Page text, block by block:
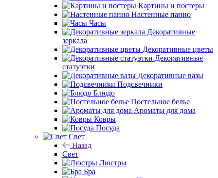
Картины и постеры
Настенные панно
Часы
Декоративные
зеркала
Декоративные цветы
Декоративные
статуэтки
Декоративные вазы
Подсвечники
Блюдо
Постельное белье
Ароматы для дома
Ковры
Посуда
Свет
Назад
Свет
Люстры
Бра